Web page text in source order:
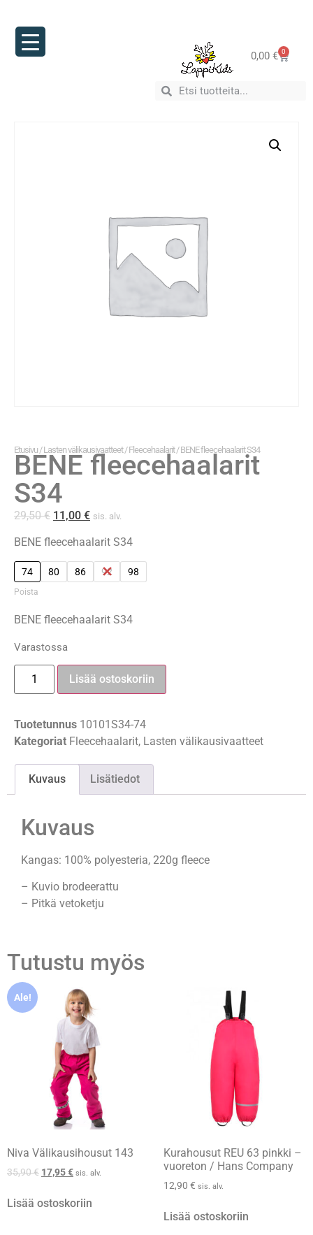
0,00 € 0
Etusivu /Lasten välikausivaatteet/Fleecehaalarit/ BENE fleecehaalarit S34
BENE fleecehaalarit
S34
29,50€ 11,00 € sis. alv.
BENE fleecehaalarit S34
74 80 86 92 98
Poista
BENE fleecehaalarit S34
Varastossa
Lisää ostoskoriin
Tuotetunnus 10101S34-74
Kategoriat Fleecehaalarit, Lasten välikausivaatteet
Kuvaus Lisätiedot
Kuvaus
Kangas: 100% polyesteria, 220g fleece
– Kuvio brodeerattu
– Pitkä vetoketju
Tutustu myös
Ale!
Niva Välikausihousut 143
35,90€ 17,95€ sis. alv.
Lisää ostoskoriin
Kurahousut REU 63 pinkki –
vuoreton / Hans Company
12,90 € sis. alv.
Lisää ostoskoriin